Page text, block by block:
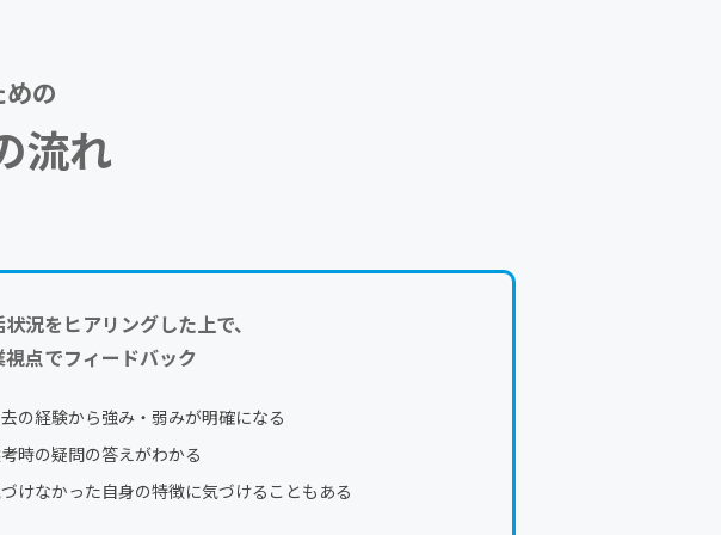
の
流れ
状況をヒアリングした上で、
視点でフィードバック
の経験から強み・弱みが明確になる
時の疑問の答えがわかる
けなかった自身の特徴に気づけることもある